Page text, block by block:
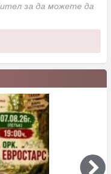
за да можете да